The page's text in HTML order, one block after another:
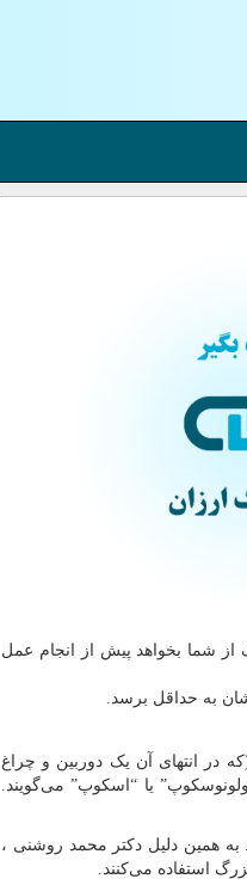
شما بخواهد پیش از انجام عمل
به حداقل برسد.
در انتهای آن یک دوربین و چراغ
یا “اسکوپ” می‌گویند.
همین دلیل دکتر محمد روشنی ،
استفاده می‌کنند.